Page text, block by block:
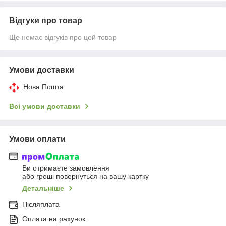
Відгуки про товар
Ще немає відгуків про цей товар
Умови доставки
Нова Пошта
Всі умови доставки
Умови оплати
Ви отримаєте замовлення
або гроші повернуться на вашу картку
Детальніше
Післяплата
Оплата на рахунок